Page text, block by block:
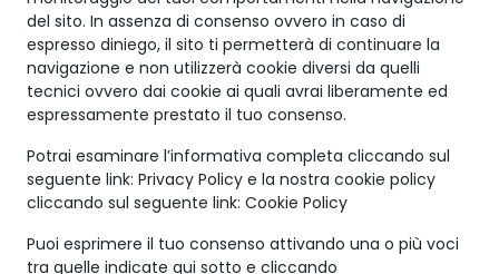
Freedom
necklace
ICONIC
Ballerina
necklace
del sito. In assenza di consenso ovvero in caso di
espresso diniego, il sito ti permetterà di continuare la
navigazione e non utilizzerà cookie diversi da quelli
tecnici ovvero dai cookie ai quali avrai liberamente ed
espressamente prestato il tuo consenso.
Potrai esaminare l’informativa completa cliccando sul
seguente link: Privacy Policy e la nostra cookie policy
cliccando sul seguente link: Cookie Policy
Puoi esprimere il tuo consenso attivando una o più voci
tra quelle indicate qui sotto e cliccando